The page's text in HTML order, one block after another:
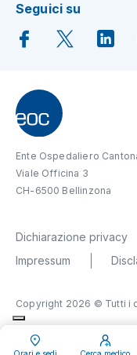
Seguici su
Ente Ospedaliero
Viale Officina 3
CH-6500 Bellinzona
Dichiarazione privacy
Impressum
Copyright 2026 © Tutti i